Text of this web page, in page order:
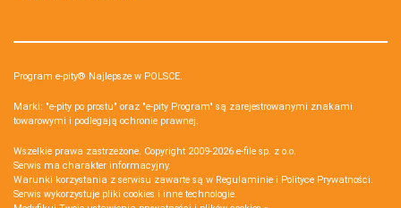
Program e-pity® Najlepsze w POLSCE.
Marki: "e-pity po prostu" oraz "e-pity Program" są zarejestrowanymi znakami
towarowymi i podlegają ochronie prawnej.
Wszelkie prawa zastrzeżone. Copyright 2009-2026 e-file sp. z o.o.
Serwis ma charakter informacyjny.
Warunki korzystania z serwisu zawarte są w Regulaminie i Polityce Prywatności.
Serwis wykorzystuje pliki cookies i inne technologie.